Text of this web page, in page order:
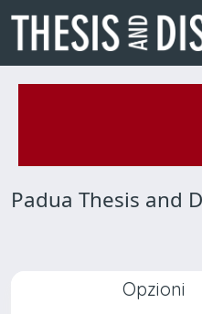
Padua Thesis and
Opzioni